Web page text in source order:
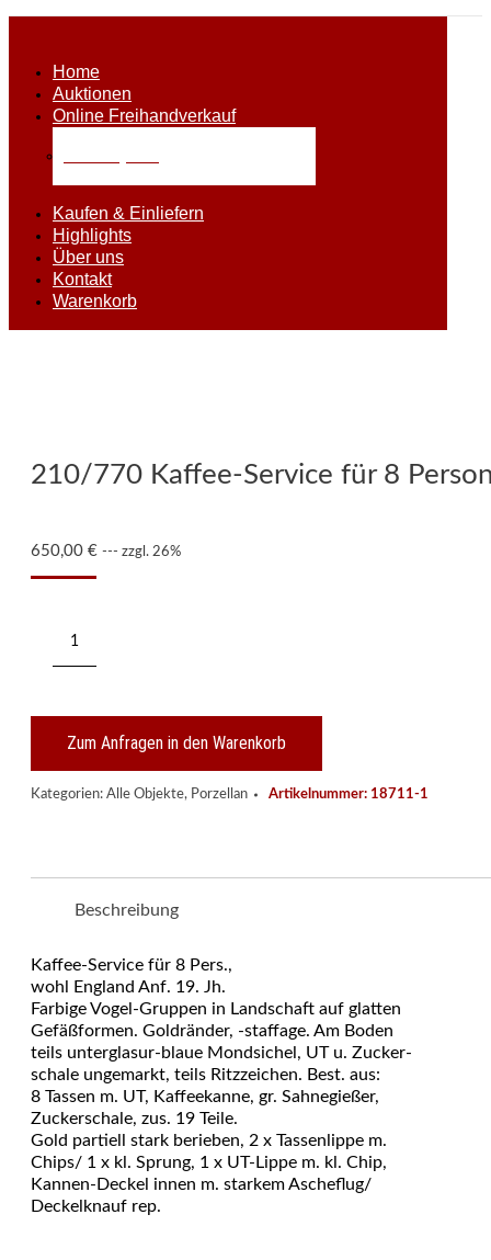
Home
Auktionen
Online Freihandverkauf
Kaufen & Einliefern
Highlights
Über uns
Kontakt
Warenkorb
210/770 Kaffee-Service für 8
650,00 € --- zzgl. 26%
Kaffee-
Service
8
PersonenZum Anfragen in den Warenkorb
Kategorien: Alle Objekte, Porzellan Artikelnummer: 18711-1
Beschreibung
Kaffee-Service für 8 Pers.,
wohl England Anf. 19. Jh.
Farbige Vogel-Gruppen in Landschaft auf glatten
Gefäßformen. Goldränder, -staffage. Am Boden
teils unterglasur-blaue Mondsichel, UT u. Zucker-
schale ungemarkt, teils Ritzzeichen. Best. aus:
8 Tassen m. UT, Kaffeekanne, gr. Sahnegießer,
Zuckerschale, zus. 19 Teile.
Gold partiell stark berieben, 2 x Tassenlippe m.
Chips/ 1 x kl. Sprung, 1 x UT-Lippe m. kl. Chip,
Kannen-Deckel innen m. starkem Ascheflug/
Deckelknauf rep.